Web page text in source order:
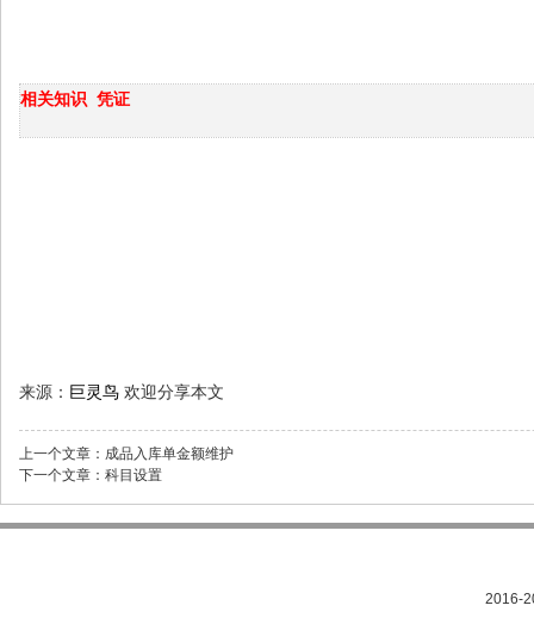
相关知识 凭证
来源： 巨灵鸟 欢迎分享本文
上一个文章： 成品入库单金额维护
下一个文章： 科目设置
2016-